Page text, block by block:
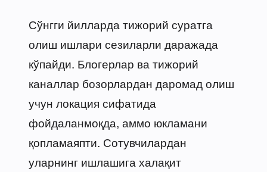
Сўнгги йилларда тижорий суратга
олиш ишлари сезиларли даражада
кўпайди. Блогерлар ва тижорий
каналлар бозорлардан даромад олиш
учун локация сифатида
фойдаланмоқда, аммо юкламани
қопламаяпти. Сотувчилардан
уларнинг ишлашига халақит